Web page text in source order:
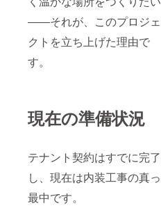
――それが、このプロジェ
クトを立ち上げた理由で
す。
現在の準備状況
テナント契約はすでに完了
し、現在は内装工事の真っ
最中です。